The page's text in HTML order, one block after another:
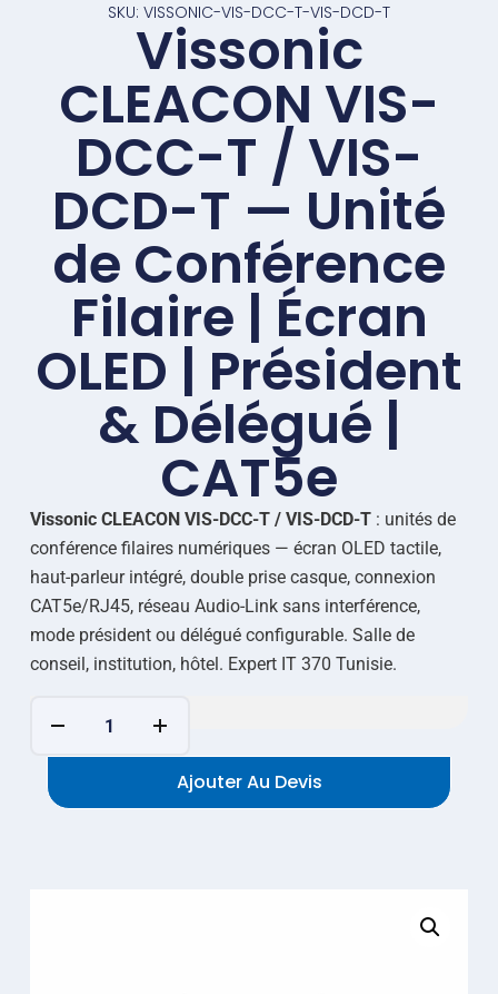
SKU: VISSONIC-VIS-DCC-T-VIS-DCD-T
Vissonic
CLEACON VIS-
DCC-T / VIS-
DCD-T — Unité
de Conférence
Filaire | Écran
OLED | Président
& Délégué |
CAT5e
Vissonic CLEACON VIS-DCC-T / VIS-DCD-T: unités de
conférence filaires numériques — écran OLED tactile,
haut-parleur intégré, double prise casque, connexion
CAT5e/RJ45, réseau Audio-Link sans interférence,
mode président ou délégué configurable. Salle de
conseil, institution, hôtel. Expert IT 370 Tunisie.
Ajouter Au Devis